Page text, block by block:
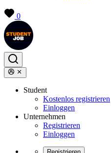
0
Student
Kostenlos registrieren
Einloggen
Unternehmen
Registrieren
Einloggen